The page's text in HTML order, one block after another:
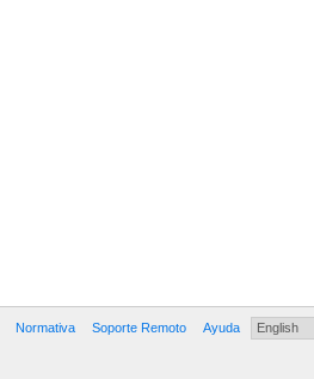
Normativa Soporte Remoto Ayuda